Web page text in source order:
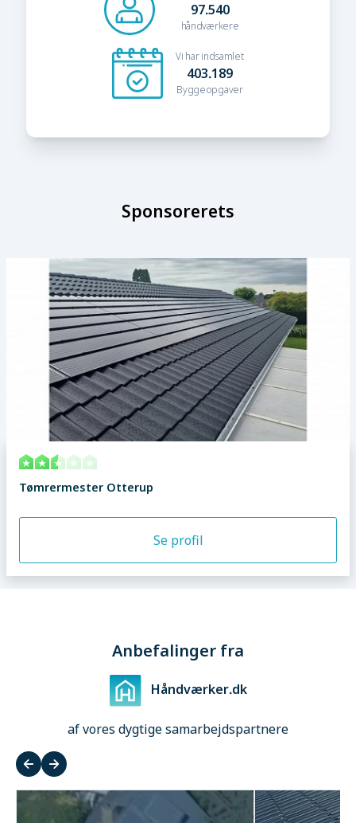
97.540
håndværkere
Vi har indsamlet
403.189
Byggeopgaver
Sponsorerets
Tømrermester Otterup
Se profil
Anbefalinger fra
Håndværker.dk
af vores dygtige samarbejdspartnere